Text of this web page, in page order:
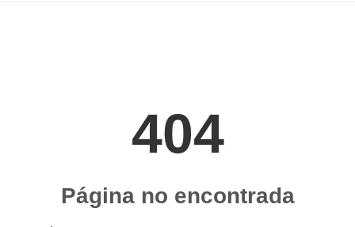
404
Página no encontrada